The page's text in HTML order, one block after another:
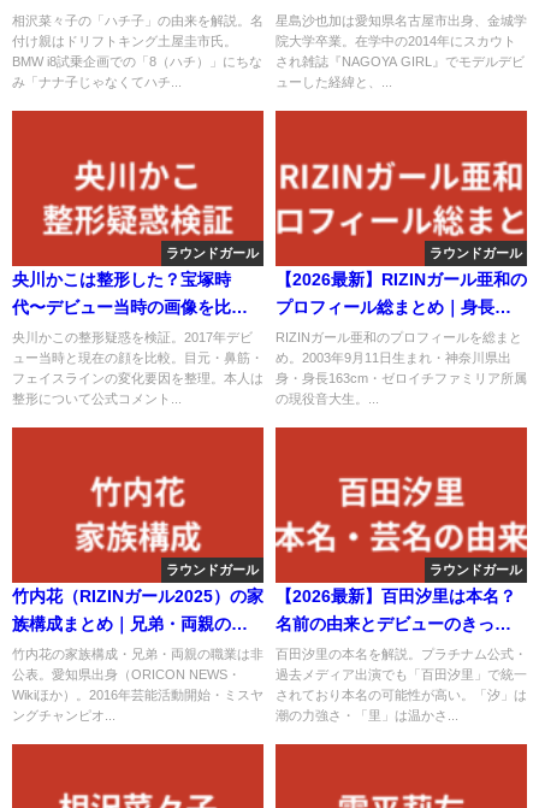
｜9頭身レースクイーンの軟体ス
タイルを解説
相沢菜々子の「ハチ子」の由来を解説。名
付け親はドリフトキング土屋圭市氏。
BMW i8試乗企画での「8（ハチ）」にちな
み「ナナ子じゃなくてハチ...
とモデルデビューを解説【2026
最新】
星島沙也加は愛知県名古屋市出身、金城学
院大学卒業。在学中の2014年にスカウト
され雑誌『NAGOYA GIRL』でモデルデビ
ューした経緯と、...
ラウンドガール
央川かこは整形した？宝塚時
代〜デビュー当時の画像を比較
して徹底検証【2026最新】
央川かこの整形疑惑を検証。2017年デビ
ュー当時と現在の顔を比較。目元・鼻筋・
フェイスラインの変化要因を整理。本人は
整形について公式コメント...
ラウンドガール
【2026最新】RIZINガール亜和の
プロフィール総まとめ｜身長・
スリーサイズ・学歴・家族・彼
氏を整理
RIZINガール亜和のプロフィールを総まと
め。2003年9月11日生まれ・神奈川県出
身・身長163cm・ゼロイチファミリア所属
の現役音大生。...
ラウンドガール
竹内花（RIZINガール2025）の家
族構成まとめ｜兄弟・両親の職
業・出身地を公式情報で解説
竹内花の家族構成・兄弟・両親の職業は非
公表。愛知県出身（ORICON NEWS・
Wikiほか）。2016年芸能活動開始・ミスヤ
ングチャンピオ...
ラウンドガール
【2026最新】百田汐里は本名？
名前の由来とデビューのきっか
け・今日好きから制コレ・Krush
ガールズまでの全経歴
百田汐里の本名を解説。プラチナム公式・
過去メディア出演でも「百田汐里」で統一
されており本名の可能性が高い。「汐」は
潮の力強さ・「里」は温かさ...